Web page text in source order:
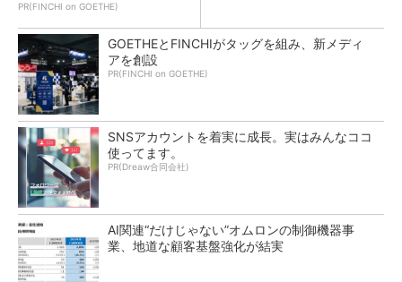
PR(FINCHI on GOETHE)
GOETHEとFINCHIがタッグを組み、新メディ
アを創設
PR(FINCHI on GOETHE)
SNSアカウントを着実に成長。実はみんなココ
使ってます。
PR(Dreaw合同会社)
AI関連“だけじゃない”オムロンの制御機器事
業、地道な顧客基盤強化が結実